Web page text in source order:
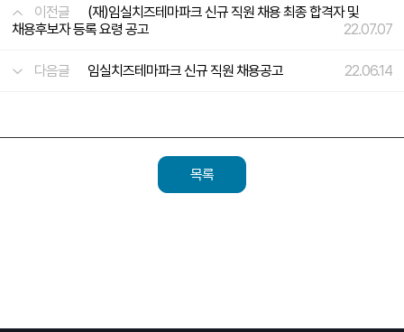
이전글
(재)임실치즈테마파크 신규 직원 채용 최종 합격자 및
채용후보자 등록 요령 공고
22.07.07
다음글 임실치즈테마파크 신규 직원 채용공고 22.06.14
목록